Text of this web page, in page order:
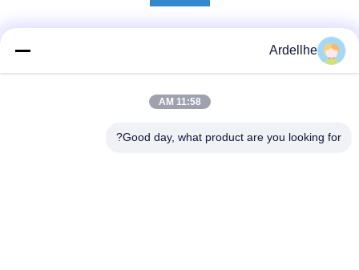
Ardellhe
11:58 AM
Good day, what product are you looking for?